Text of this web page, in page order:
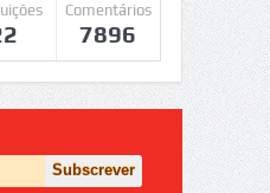
Comentários
7896